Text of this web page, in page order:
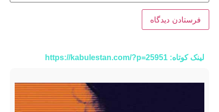
لینک کوتاه: https://kabulestan.com/?p=25951